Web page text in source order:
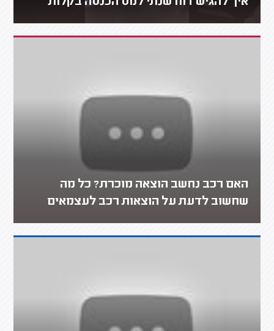
האם רכב נחשב הוצאה מוכרת? כל מה
שחשוב לדעת על הוצאות רכב לעצמאים